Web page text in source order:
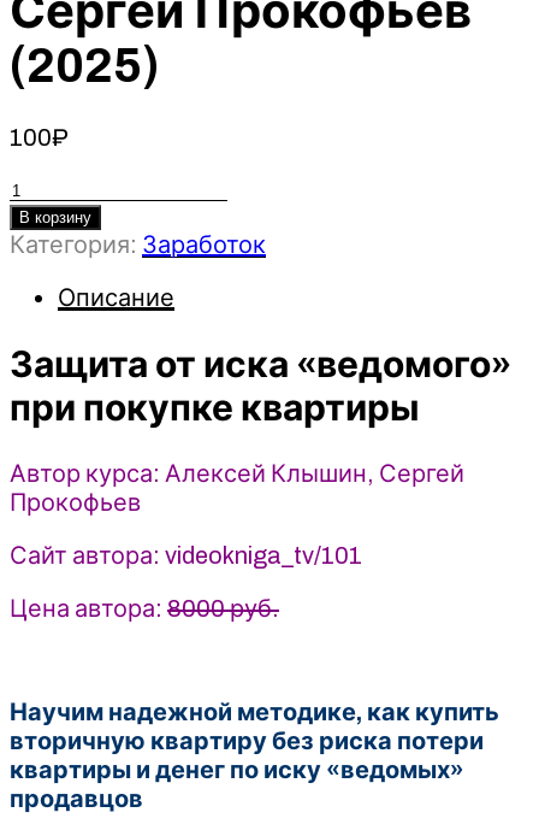
Сергей Прокофьев
(2025)
100₽
Количество
товара
Защита
иска
при
покупке
квартиры
Алексей
Клышин,
Прокофьев
В корзину
Категория: Заработок
Описание
Защита от иска «ведомого»
при покупке квартиры
Автор курса: Алексей Клышин, Сергей
Прокофьев
Сайт автора: videokniga_tv/101
Цена автора: 8000 руб.
Научим надежной методике, как купить
вторичную квартиру без риска потери
квартиры и денег по иску «ведомых»
продавцов